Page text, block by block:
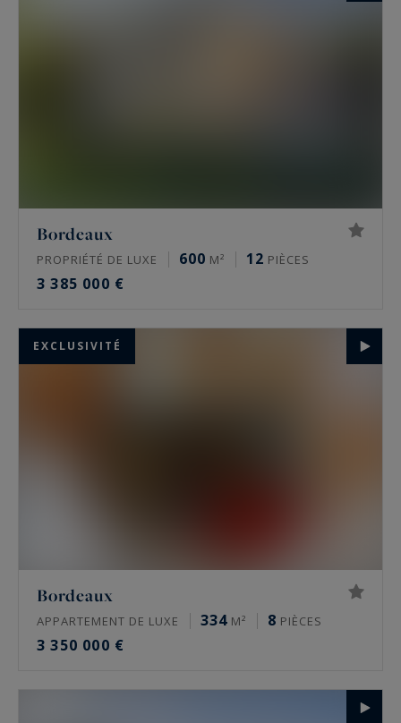
Bordeaux
PROPRIÉTÉ DE LUXE 600 M² 12 PIÈCES
3 385 000 €
EXCLUSIVITÉ
Bordeaux
APPARTEMENT DE LUXE 334 M² 8 PIÈCES
3 350 000 €